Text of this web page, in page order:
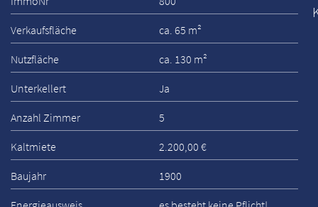
Verkaufsfläche ca. 65 m²
Nutzfläche ca. 130 m²
Unterkellert Ja
Anzahl Zimmer 5
Kaltmiete 2.200,00 €
Baujahr 1900